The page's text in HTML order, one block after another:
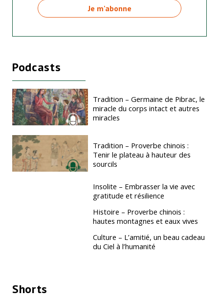
Podcasts
Tradition – Germaine de Pibrac, le
miracle du corps intact et autres
miracles
Tradition – Proverbe chinois :
Tenir le plateau à hauteur des
sourcils
Insolite – Embrasser la vie avec
gratitude et résilience
Histoire – Proverbe chinois :
hautes montagnes et eaux vives
Culture – L’amitié, un beau cadeau
du Ciel à l’humanité
Shorts